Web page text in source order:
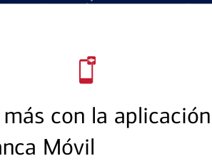
con la aplicación
Móvil
Productos y
Ofrecemos una amplia gama de
diseñados para ayudar con todas sus